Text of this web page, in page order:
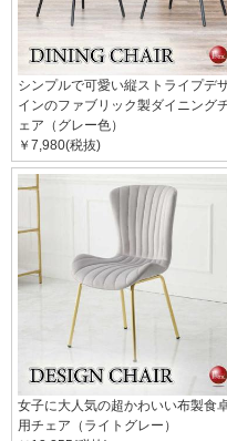
シンプルで可愛い縦ストライプデ
インのファブリック製ダイニング
ェア（グレー色）
￥7,980(税抜)
女子に大人気の超かわいい布製食
用チェア（ライトグレー）